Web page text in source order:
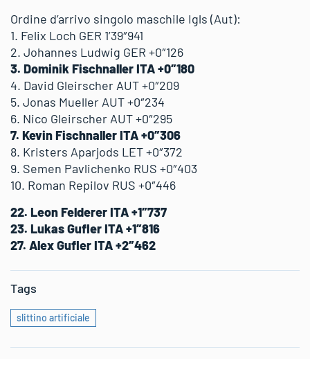
Ordine d’arrivo singolo maschile Igls (Aut):
1. Felix Loch GER 1’39″941
2. Johannes Ludwig GER +0″126
3. Dominik Fischnaller ITA +0″180
4. David Gleirscher AUT +0″209
5. Jonas Mueller AUT +0″234
6. Nico Gleirscher AUT +0″295
7. Kevin Fischnaller ITA +0″306
8. Kristers Aparjods LET +0″372
9. Semen Pavlichenko RUS +0″403
10. Roman Repilov RUS +0″446
22. Leon Felderer ITA +1″737
23. Lukas Gufler ITA +1″816
27. Alex Gufler ITA +2″462
Tags
slittino artificiale